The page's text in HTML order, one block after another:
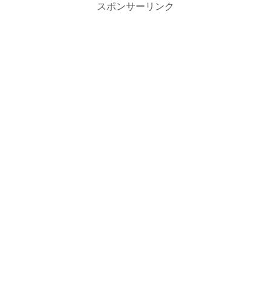
スポンサーリンク